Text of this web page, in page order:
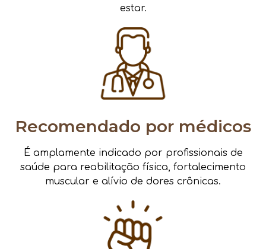
estar.
Recomendado por médicos
É amplamente indicado por profissionais de
saúde para reabilitação física, fortalecimento
muscular e alívio de dores crônicas.